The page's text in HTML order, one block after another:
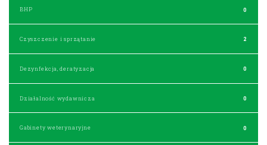
BHP 0
Czyszczenie i sprzątanie 2
Dezynfekcja, deratyzacja 0
Działalność wydawnicza 0
Gabinety weterynaryjne 0